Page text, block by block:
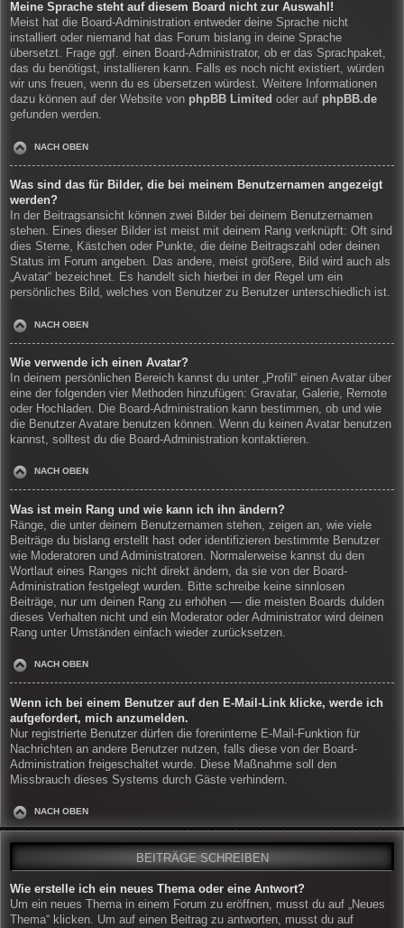
Meine Sprache steht auf diesem Board nicht zur Auswahl!
Meist hat die Board-Administration entweder deine Sprache nicht
installiert oder niemand hat das Forum bislang in deine Sprache
übersetzt. Frage ggf. einen Board-Administrator, ob er das Sprachpaket,
das du benötigst, installieren kann. Falls es noch nicht existiert, würden
wir uns freuen, wenn du es übersetzen würdest. Weitere Informationen
dazu können auf der Website von phpBB Limited oder auf phpBB.de
gefunden werden.
NACH OBEN
Was sind das für Bilder, die bei meinem Benutzernamen angezeigt
werden?
In der Beitragsansicht können zwei Bilder bei deinem Benutzernamen
stehen. Eines dieser Bilder ist meist mit deinem Rang verknüpft: Oft sind
dies Sterne, Kästchen oder Punkte, die deine Beitragszahl oder deinen
Status im Forum angeben. Das andere, meist größere, Bild wird auch als
„Avatar“ bezeichnet. Es handelt sich hierbei in der Regel um ein
persönliches Bild, welches von Benutzer zu Benutzer unterschiedlich ist.
NACH OBEN
Wie verwende ich einen Avatar?
In deinem persönlichen Bereich kannst du unter „Profil“ einen Avatar über
eine der folgenden vier Methoden hinzufügen: Gravatar, Galerie, Remote
oder Hochladen. Die Board-Administration kann bestimmen, ob und wie
die Benutzer Avatare benutzen können. Wenn du keinen Avatar benutzen
kannst, solltest du die Board-Administration kontaktieren.
NACH OBEN
Was ist mein Rang und wie kann ich ihn ändern?
Ränge, die unter deinem Benutzernamen stehen, zeigen an, wie viele
Beiträge du bislang erstellt hast oder identifizieren bestimmte Benutzer
wie Moderatoren und Administratoren. Normalerweise kannst du den
Wortlaut eines Ranges nicht direkt ändern, da sie von der Board-
Administration festgelegt wurden. Bitte schreibe keine sinnlosen
Beiträge, nur um deinen Rang zu erhöhen — die meisten Boards dulden
dieses Verhalten nicht und ein Moderator oder Administrator wird deinen
Rang unter Umständen einfach wieder zurücksetzen.
NACH OBEN
Wenn ich bei einem Benutzer auf den E-Mail-Link klicke, werde ich
aufgefordert, mich anzumelden.
Nur registrierte Benutzer dürfen die foreninterne E-Mail-Funktion für
Nachrichten an andere Benutzer nutzen, falls diese von der Board-
Administration freigeschaltet wurde. Diese Maßnahme soll den
Missbrauch dieses Systems durch Gäste verhindern.
NACH OBEN
BEITRÄGE SCHREIBEN
Wie erstelle ich ein neues Thema oder eine Antwort?
Um ein neues Thema in einem Forum zu eröffnen, musst du auf „Neues
Thema“ klicken. Um auf einen Beitrag zu antworten, musst du auf